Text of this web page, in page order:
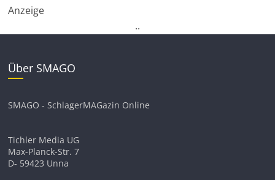
Anzeige
..
Über SMAGO
SMAGO - SchlagerMAGazin Online
Tichler Media UG
Max-Planck-Str. 7
D- 59423 Unna